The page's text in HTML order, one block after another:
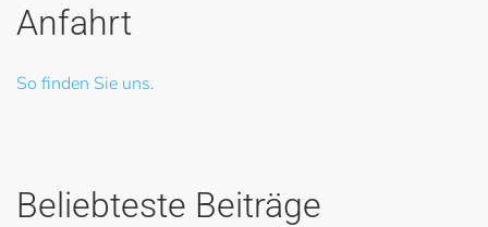
Anfahrt
So finden Sie uns.
Beliebteste Beiträge